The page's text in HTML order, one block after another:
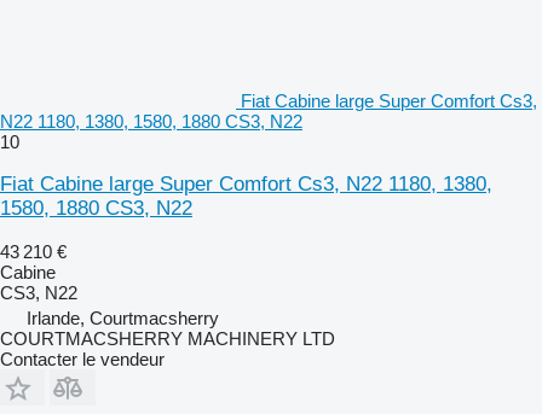
Fiat Cabine large Super Comfort Cs3,
N22 1180, 1380, 1580, 1880 CS3, N22
10
Fiat Cabine large Super Comfort Cs3, N22 1180, 1380,
1580, 1880 CS3, N22
43 210 €
Cabine
CS3, N22
Irlande, Courtmacsherry
COURTMACSHERRY MACHINERY LTD
Contacter le vendeur